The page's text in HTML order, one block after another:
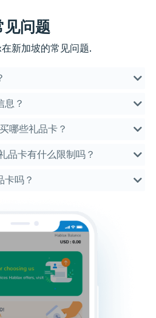
见问题
新加坡的常见问题.
息？
哪些礼品卡？
品卡有什么限制吗？
卡吗？